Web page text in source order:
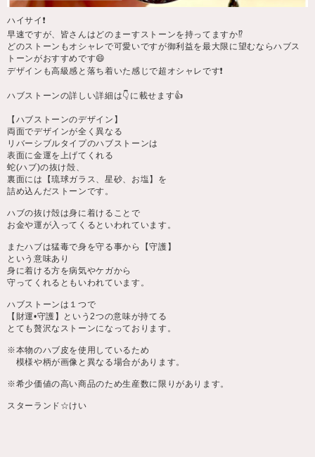
ハイサイ❗️
早速ですが、皆さんはどのまーすストーンを持ってますか⁉️
どのストーンもオシャレで可愛いですが御利益を最大限に望むならハブス
トーンがおすすめです😄
デザインも高級感と落ち着いた感じで超オシャレです❗️
ハブストーンの詳しい詳細は👇に載せます👍
【ハブストーンのデザイン】
両面でデザインが全く異なる
リバーシブルタイプのハブストーンは
表面に金運を上げてくれる
蛇(ハブ)の抜け殻、
裏面には【琉球ガラス、星砂、お塩】を
詰め込んだストーンです。
ハブの抜け殻は身に着けることで
お金や運が入ってくるといわれています。
またハブは猛毒で身を守る事から【守護】
という意味あり
身に着ける方を病気やケガから
守ってくれるともいわれています。
ハブストーンは１つで
【財運•守護】という2つの意味が持てる
とても贅沢なストーンになっております。
※本物のハブ皮を使用しているため
模様や柄が画像と異なる場合があります。
※希少価値の高い商品のため生産数に限りがあります。
スターランド☆けい